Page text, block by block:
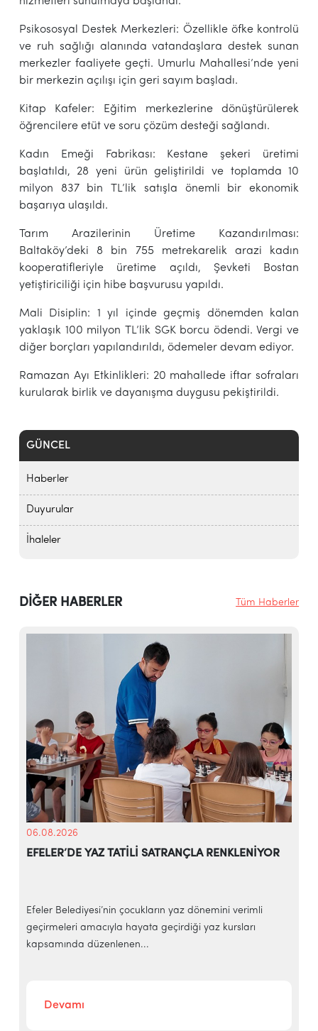
GÜNCEL
Haberler
Duyurular
İhaleler
Psikososyal Destek Merkezleri: Özellikle öfke kontrolü
ve ruh sağlığı alanında vatandaşlara destek sunan
merkezler faaliyete geçti. Umurlu Mahallesi’nde yeni
bir merkezin açılışı için geri sayım başladı.
Kitap Kafeler: Eğitim merkezlerine dönüştürülerek
öğrencilere etüt ve soru çözüm desteği sağlandı.
Kadın Emeği Fabrikası: Kestane şekeri üretimi
başlatıldı, 28 yeni ürün geliştirildi ve toplamda 10
milyon 837 bin TL’lik satışla önemli bir ekonomik
başarıya ulaşıldı.
Tarım Arazilerinin Üretime Kazandırılması:
Baltaköy’deki 8 bin 755 metrekarelik arazi kadın
kooperatifleriyle üretime açıldı, Şevketi Bostan
yetiştiriciliği için hibe başvurusu yapıldı.
Mali Disiplin: 1 yıl içinde geçmiş dönemden kalan
yaklaşık 100 milyon TL’lik SGK borcu ödendi. Vergi ve
diğer borçları yapılandırıldı, ödemeler devam ediyor.
Ramazan Ayı Etkinlikleri: 20 mahallede iftar sofraları
kurularak birlik ve dayanışma duygusu pekiştirildi.
DİĞER HABERLER Tüm Haberler
06.08.2026
EFELER’DE YAZ TATİLİ SATRANÇLA RENKLENİYOR
Efeler Belediyesi’nin çocukların yaz dönemini verimli
geçirmeleri amacıyla hayata geçirdiği yaz kursları
kapsamında düzenlenen...
Devamı